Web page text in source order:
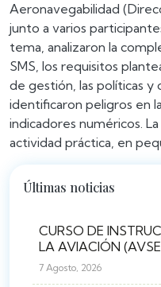
Aeronavegabilidad
junto a varios
tema, analizaron la
SMS, los requisitos
de gestión, las políticas y
identificaron peligros en
indicadores numéricos.
actividad práctica, en
Últimas noticias
CURSO DE
LA AVIACIÓN
7 Agosto, 2026